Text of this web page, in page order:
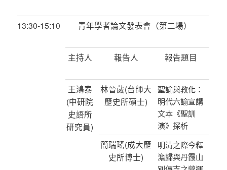
13:30-15:10 青年學者論文發表會（第二場）
主持人 報告人 報告題目
王鴻泰
(中研院
史語所
研究員)
林晉葳(台師大
歷史所碩士)
聖諭與教化：
明代六諭宣講
文本《聖訓
演》探析
簡瑞瑤(成大歷
史所博士)
明清之際今釋
澹歸與丹霞山